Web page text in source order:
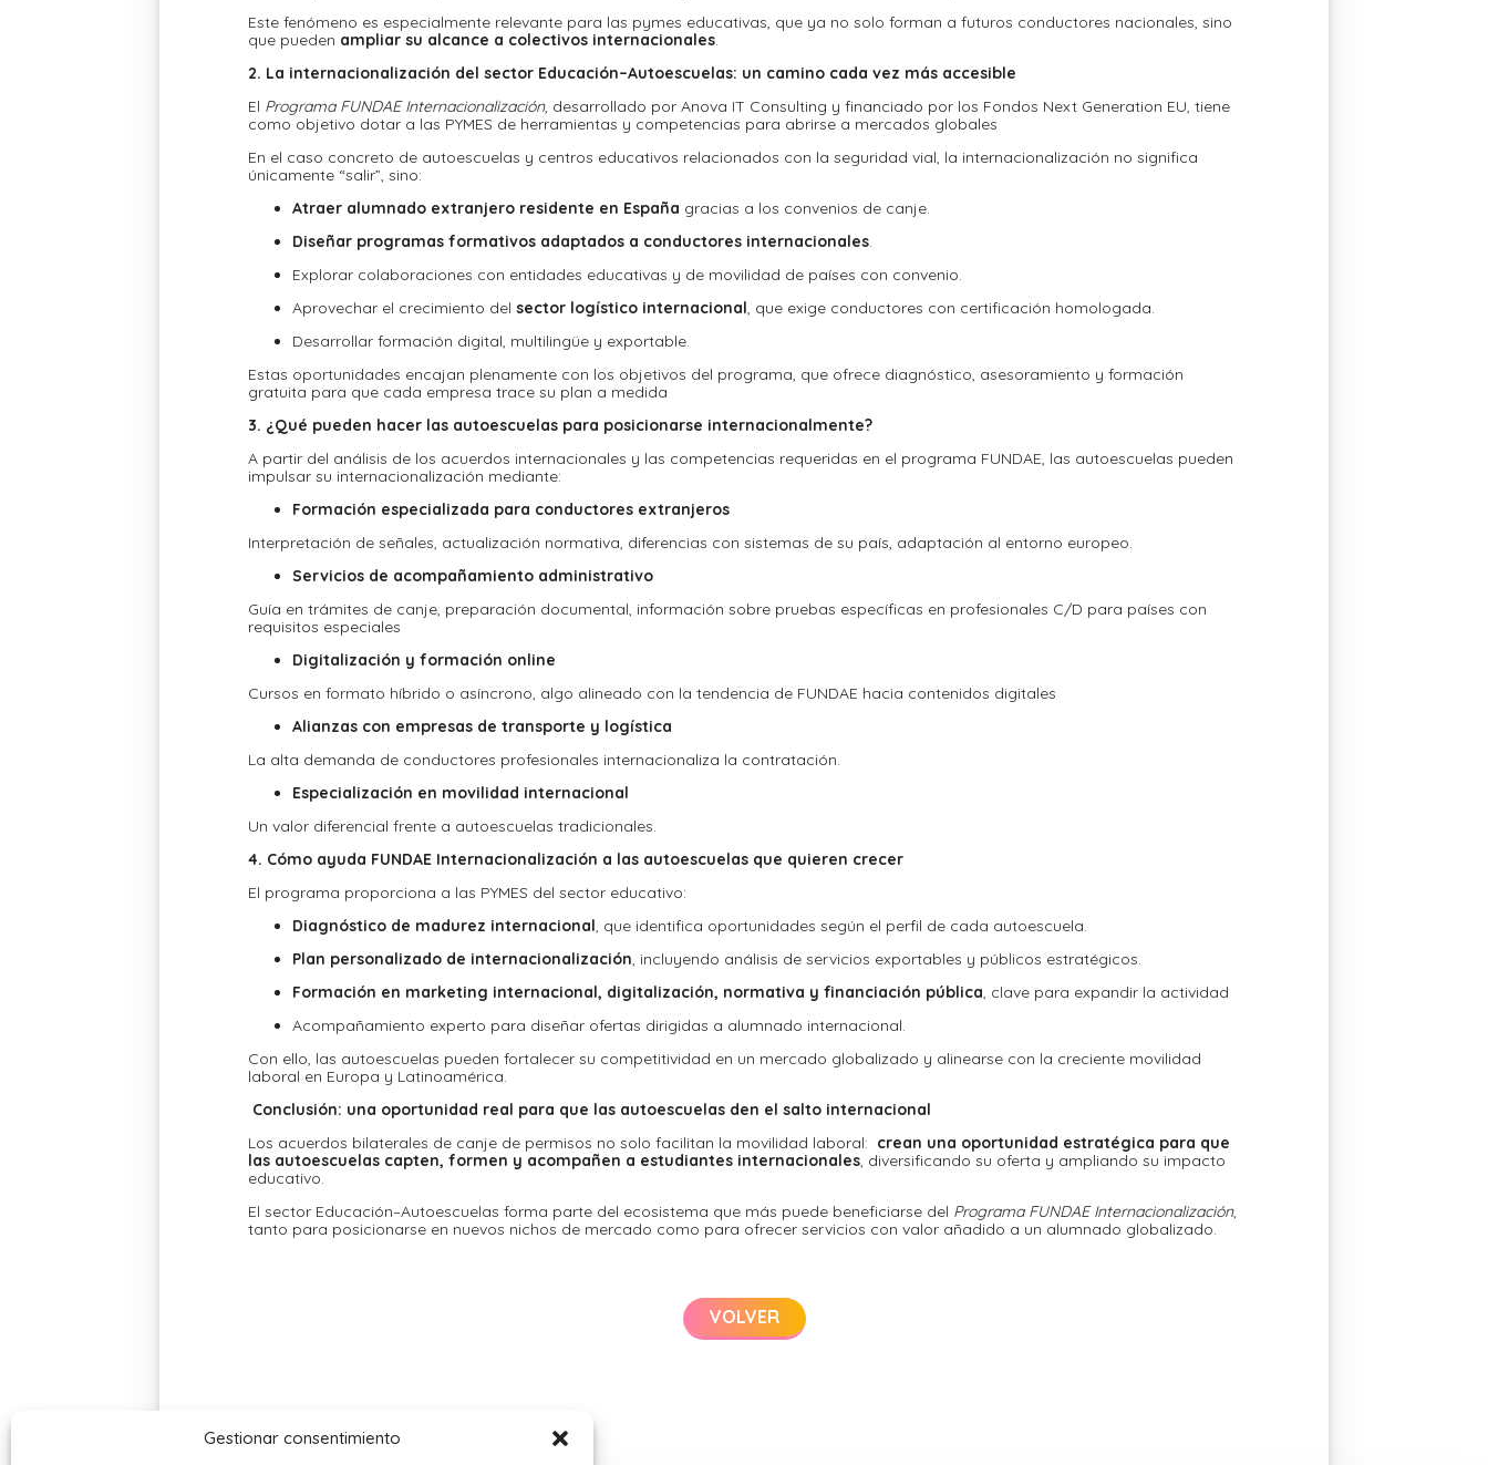
Gestionar consentimiento
Este fenómeno es especialmente relevante para las pymes educativas, que ya no solo forman a futuros conductores nacionales, sino
que pueden ampliar su alcance a colectivos internacionales.
2. La internacionalización del sector Educación–Autoescuelas: un camino cada vez más accesible
El Programa FUNDAE Internacionalización, desarrollado por Anova IT Consulting y financiado por los Fondos Next Generation EU, tiene
como objetivo dotar a las PYMES de herramientas y competencias para abrirse a mercados globales
En el caso concreto de autoescuelas y centros educativos relacionados con la seguridad vial, la internacionalización no significa
únicamente “salir”, sino:
Atraer alumnado extranjero residente en España gracias a los convenios de canje.
Diseñar programas formativos adaptados a conductores internacionales.
Explorar colaboraciones con entidades educativas y de movilidad de países con convenio.
Aprovechar el crecimiento del sector logístico internacional, que exige conductores con certificación homologada.
Desarrollar formación digital, multilingüe y exportable.
Estas oportunidades encajan plenamente con los objetivos del programa, que ofrece diagnóstico, asesoramiento y formación
gratuita para que cada empresa trace su plan a medida
3. ¿Qué pueden hacer las autoescuelas para posicionarse internacionalmente?
A partir del análisis de los acuerdos internacionales y las competencias requeridas en el programa FUNDAE, las autoescuelas pueden
impulsar su internacionalización mediante:
Formación especializada para conductores extranjeros
Interpretación de señales, actualización normativa, diferencias con sistemas de su país, adaptación al entorno europeo.
Servicios de acompañamiento administrativo
Guía en trámites de canje, preparación documental, información sobre pruebas específicas en profesionales C/D para países con
requisitos especiales
Digitalización y formación online
Cursos en formato híbrido o asíncrono, algo alineado con la tendencia de FUNDAE hacia contenidos digitales
Alianzas con empresas de transporte y logística
La alta demanda de conductores profesionales internacionaliza la contratación.
Especialización en movilidad internacional
Un valor diferencial frente a autoescuelas tradicionales.
4. Cómo ayuda FUNDAE Internacionalización a las autoescuelas que quieren crecer
El programa proporciona a las PYMES del sector educativo:
Diagnóstico de madurez internacional, que identifica oportunidades según el perfil de cada autoescuela.
Plan personalizado de internacionalización, incluyendo análisis de servicios exportables y públicos estratégicos.
Formación en marketing internacional, digitalización, normativa y financiación pública, clave para expandir la actividad
Acompañamiento experto para diseñar ofertas dirigidas a alumnado internacional.
Con ello, las autoescuelas pueden fortalecer su competitividad en un mercado globalizado y alinearse con la creciente movilidad
laboral en Europa y Latinoamérica.
Conclusión: una oportunidad real para que las autoescuelas den el salto internacional
Los acuerdos bilaterales de canje de permisos no solo facilitan la movilidad laboral: crean una oportunidad estratégica para que
las autoescuelas capten, formen y acompañen a estudiantes internacionales, diversificando su oferta y ampliando su impacto
educativo.
El sector Educación–Autoescuelas forma parte del ecosistema que más puede beneficiarse del Programa FUNDAE Internacionalización,
tanto para posicionarse en nuevos nichos de mercado como para ofrecer servicios con valor añadido a un alumnado globalizado.
VOLVER